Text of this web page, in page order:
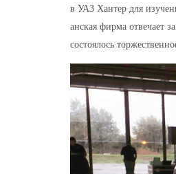
в УАЗ Хантер для
анская фирма отвечает
состоялось